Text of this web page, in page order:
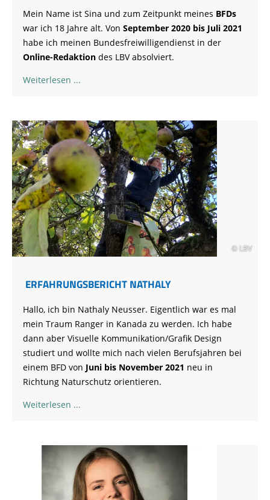
Mein Name ist Sina und zum Zeitpunkt meines BFDs
war ich 18 Jahre alt. Von September 2020 bis Juli 2021
habe ich meinen Bundesfreiwilligendienst in der
Online-Redaktion des LBV absolviert.
Weiterlesen
© LBV
ERFAHRUNGSBERICHT NATHALY
Hallo, ich bin Nathaly Neusser. Eigentlich war es mal
mein Traum Ranger in Kanada zu werden. Ich habe
dann aber Visuelle Kommunikation/Grafik Design
studiert und wollte mich nach vielen Berufsjahren bei
einem BFD von Juni bis November 2021 neu in
Richtung Naturschutz orientieren.
Weiterlesen